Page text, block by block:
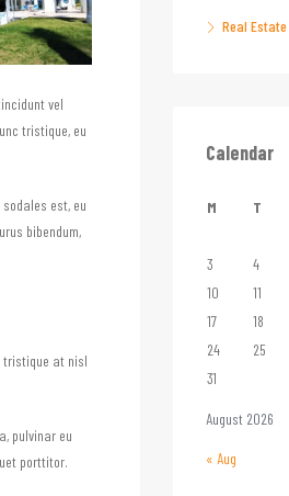
vel
tristique, eu
est, eu
bibendum,
tristique at nisl
pulvinar eu
porttitor.
Real Estate
Calendar
August 2026
M T
3
4
10
11
17
18
24
25
31
« Aug